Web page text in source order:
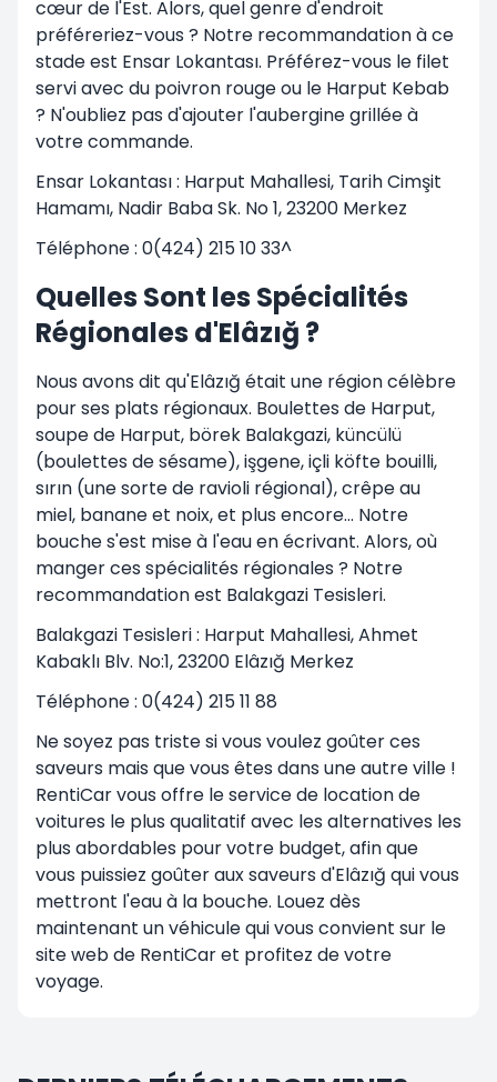
cœur de l'Est. Alors, quel genre d'endroit
préféreriez-vous ? Notre recommandation à ce
stade est Ensar Lokantası. Préférez-vous le filet
servi avec du poivron rouge ou le Harput Kebab
? N'oubliez pas d'ajouter l'aubergine grillée à
votre commande.
Ensar Lokantası : Harput Mahallesi, Tarih Cimşit
Hamamı, Nadir Baba Sk. No 1, 23200 Merkez
Téléphone : 0(424) 215 10 33^
Quelles Sont les Spécialités
Régionales d'Elâzığ ?
Nous avons dit qu'Elâzığ était une région célèbre
pour ses plats régionaux. Boulettes de Harput,
soupe de Harput, börek Balakgazi, küncülü
(boulettes de sésame), işgene, içli köfte bouilli,
sırın (une sorte de ravioli régional), crêpe au
miel, banane et noix, et plus encore… Notre
bouche s'est mise à l'eau en écrivant. Alors, où
manger ces spécialités régionales ? Notre
recommandation est Balakgazi Tesisleri.
Balakgazi Tesisleri : Harput Mahallesi, Ahmet
Kabaklı Blv. No:1, 23200 Elâzığ Merkez
Téléphone : 0(424) 215 11 88
Ne soyez pas triste si vous voulez goûter ces
saveurs mais que vous êtes dans une autre ville !
RentiCar vous offre le service de location de
voitures le plus qualitatif avec les alternatives les
plus abordables pour votre budget, afin que
vous puissiez goûter aux saveurs d'Elâzığ qui vous
mettront l'eau à la bouche. Louez dès
maintenant un véhicule qui vous convient sur le
site web de RentiCar et profitez de votre
voyage.